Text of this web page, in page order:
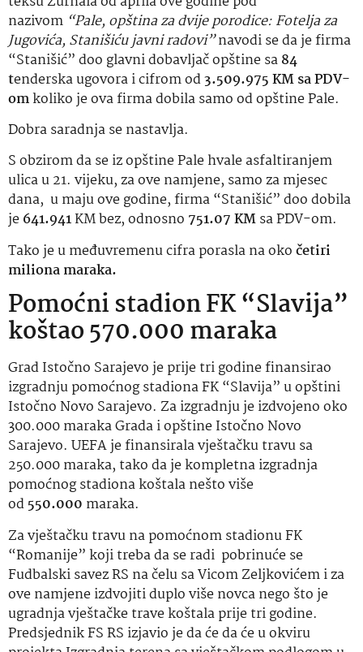
nazivom “Pale, opština za dvije porodice: Fotelja za
Jugovića, Stanišiću javni radovi”navodi se da je firma
“Stanišić” doo glavni dobavljač opštine sa84
tenderska ugovora i cifrom od3.509.975 KM saPDV-
omkoliko je ova firma dobila samo od opštine Pale.
Dobra saradnja se nastavlja.
S obzirom da se iz opštine Pale hvale asfaltiranjem
ulica u 21. vijeku, za ove namjene, samo za mjesec
dana, u maju ove godine, firma “Stanišić” doo dobila
je641.941KM bez, odnosno 751.07 KMsa PDV-om.
Tako je u međuvremenu cifra porasla na okočetiri
miliona maraka.
Pomoćni stadion FK “Slavija”
koštao 570.000 maraka
Grad Istočno Sarajevo je prije tri godine finansirao
izgradnju pomoćnog stadiona FK “Slavija” u opštini
Istočno Novo Sarajevo. Za izgradnju je izdvojeno oko
300.000 maraka Grada i opštine Istočno Novo
Sarajevo. UEFA je finansirala vještačku travu sa
250.000 maraka, tako da je kompletna izgradnja
pomoćnog stadiona koštala nešto više
od550.000 maraka.
Za vještačku travu na pomoćnom stadionu FK
“Romanije” koji treba da se radi pobrinuće se
Fudbalski savez RS na čelu sa Vicom Zeljkovićem i za
ove namjene izdvojiti duplo više novca nego što je
ugradnja vještačke trave koštala prije tri godine.
Predsjednik FS RS izjavio je da će da će u okviru